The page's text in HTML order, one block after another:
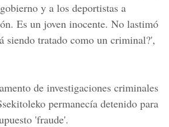
y a los deportistas a
Es un joven inocente. No lastimó
siendo tratado como un criminal?',
de investigaciones criminales
permanecía detenido para
'fraude'.